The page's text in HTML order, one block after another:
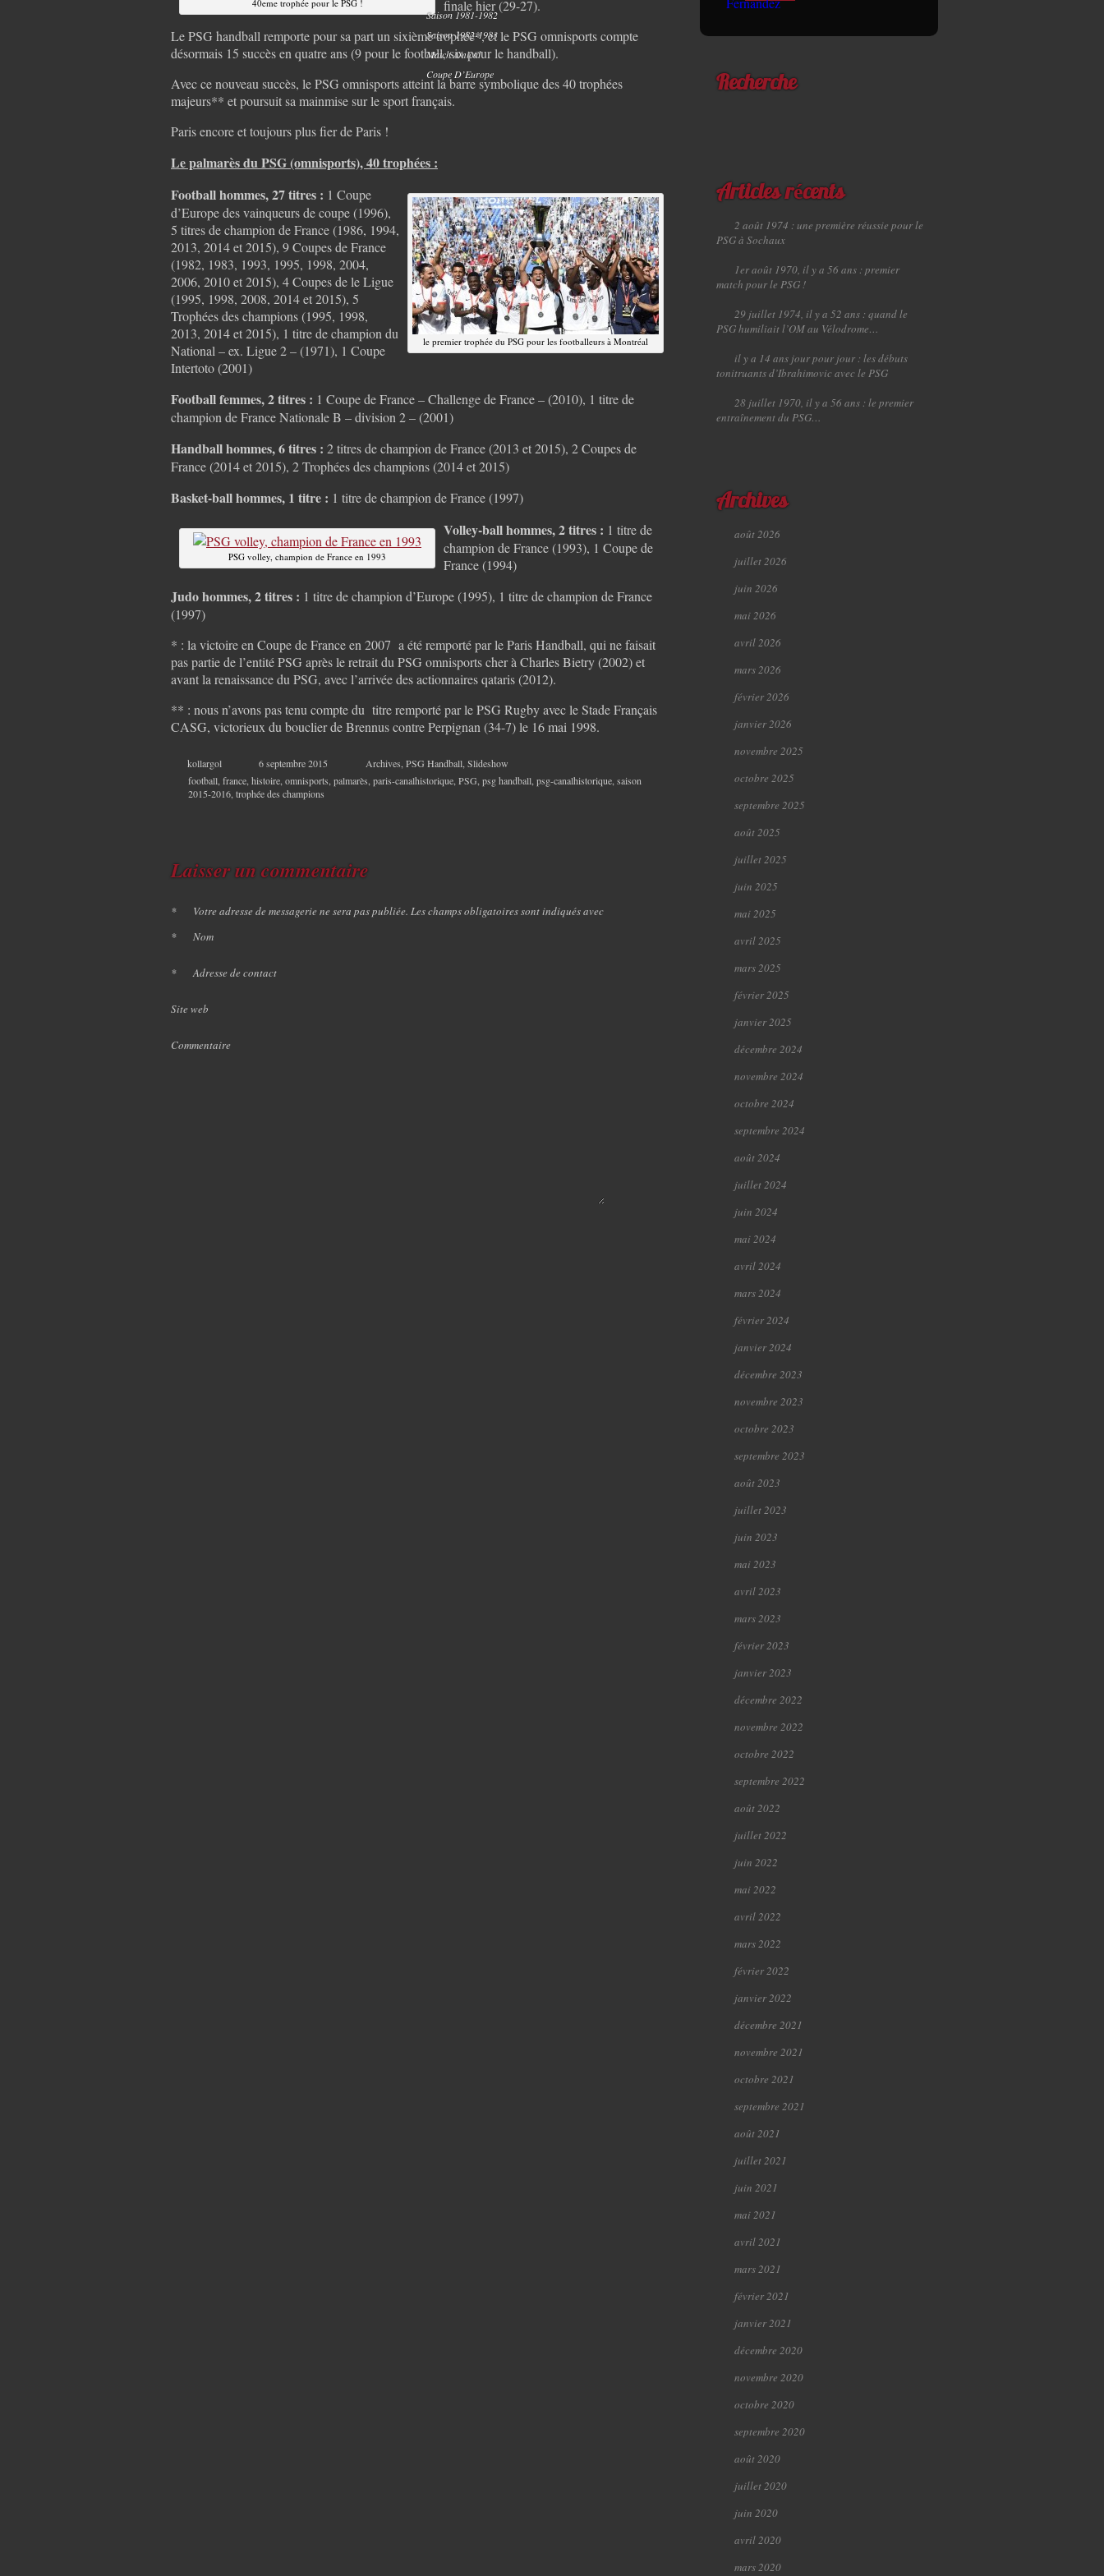
Saison 1981-1982
Saison 1982-1983
Match Amical
Coupe D’Europe
40eme trophée pour le PSG !
finale hier (29-27).
Le PSG handball remporte pour sa part un sixième trophée*, et le PSG omnisports compte
désormais 15 succès en quatre ans (9 pour le football, six pour le handball).
Avec ce nouveau succès, le PSG omnisports atteint la barre symbolique des 40 trophées
majeurs** et poursuit sa mainmise sur le sport français.
Paris encore et toujours plus fier de Paris !
Le palmarès du PSG (omnisports), 40 trophées :
le premier trophée du PSG pour les footballeurs à Montréal
Football hommes, 27 titres : 1 Coupe
d’Europe des vainqueurs de coupe (1996),
5 titres de champion de France (1986, 1994,
2013, 2014 et 2015), 9 Coupes de France
(1982, 1983, 1993, 1995, 1998, 2004,
2006, 2010 et 2015), 4 Coupes de le Ligue
(1995, 1998, 2008, 2014 et 2015), 5
Trophées des champions (1995, 1998,
2013, 2014 et 2015), 1 titre de champion du
National – ex. Ligue 2 – (1971), 1 Coupe
Intertoto (2001)
Football femmes, 2 titres : 1 Coupe de France – Challenge de France – (2010), 1 titre de
champion de France Nationale B – division 2 – (2001)
Handball hommes, 6 titres : 2 titres de champion de France (2013 et 2015), 2 Coupes de
France (2014 et 2015), 2 Trophées des champions (2014 et 2015)
Basket-ball hommes, 1 titre : 1 titre de champion de France (1997)
PSG volley, champion de France en 1993
Volley-ball hommes, 2 titres : 1 titre de
champion de France (1993), 1 Coupe de
France (1994)
Judo hommes, 2 titres : 1 titre de champion d’Europe (1995), 1 titre de champion de France
(1997)
* : la victoire en Coupe de France en 2007 a été remporté par le Paris Handball, qui ne faisait
pas partie de l’entité PSG après le retrait du PSG omnisports cher à Charles Bietry (2002) et
avant la renaissance du PSG, avec l’arrivée des actionnaires qataris (2012).
** : nous n’avons pas tenu compte du titre remporté par le PSG Rugby avec le Stade Français
CASG, victorieux du bouclier de Brennus contre Perpignan (34-7) le 16 mai 1998.
kollargol 6 septembre 2015 Archives PSG Handball Slideshow
football france histoire omnisports palmarès paris-canalhistorique PSG psg handball psg-canalhistorique saison
2015-2016 trophée des champions
Laisser un commentaire
Votre adresse de messagerie ne sera pas publiée. Les champs obligatoires sont indiqués avec
*
Nom
*
Adresse de contact
*
Site web
Commentaire
Recherche
Articles récents
2 août 1974 : une première réussie pour le
PSG à Sochaux
1er août 1970, il y a 56 ans : premier
match pour le PSG !
29 juillet 1974, il y a 52 ans : quand le
PSG humiliait l’OM au Vélodrome…
il y a 14 ans jour pour jour : les débuts
tonitruants d’Ibrahimovic avec le PSG
28 juillet 1970, il y a 56 ans : le premier
entraînement du PSG…
Archives
août 2026
juillet 2026
juin 2026
mai 2026
avril 2026
mars 2026
février 2026
janvier 2026
novembre 2025
octobre 2025
septembre 2025
août 2025
juillet 2025
juin 2025
mai 2025
avril 2025
mars 2025
février 2025
janvier 2025
décembre 2024
novembre 2024
octobre 2024
septembre 2024
août 2024
juillet 2024
juin 2024
mai 2024
avril 2024
mars 2024
février 2024
janvier 2024
décembre 2023
novembre 2023
octobre 2023
septembre 2023
août 2023
juillet 2023
juin 2023
mai 2023
avril 2023
mars 2023
février 2023
janvier 2023
décembre 2022
novembre 2022
octobre 2022
septembre 2022
août 2022
juillet 2022
juin 2022
mai 2022
avril 2022
mars 2022
février 2022
janvier 2022
décembre 2021
novembre 2021
octobre 2021
septembre 2021
août 2021
juillet 2021
juin 2021
mai 2021
avril 2021
mars 2021
février 2021
janvier 2021
décembre 2020
novembre 2020
octobre 2020
septembre 2020
août 2020
juillet 2020
juin 2020
avril 2020
mars 2020